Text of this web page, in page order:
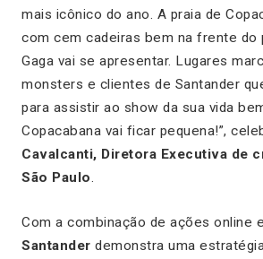
mais icônico do ano. A praia de
com cem cadeiras bem na frente do
Gaga vai se apresentar. Lugares
monsters e clientes de Santander
para assistir ao show da sua vida
Copacabana vai ficar pequena!”,
Cavalcanti, Diretora Executiva de
São Paulo.
Com a combinação de ações online
Santander demonstra uma